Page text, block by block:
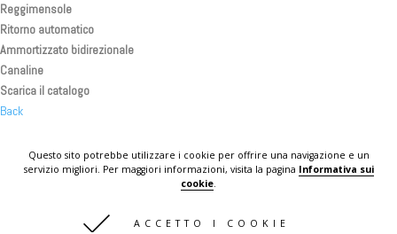
Questo sito potrebbe utilizzare i cookie per offrire una navigazione e un
servizio migliori. Per maggiori informazioni, visita la pagina Informativa sui
cookie.
ACCETTO I COOKIE
Reggimensole
Ritorno automatico
Ammortizzato bidirezionale
Canaline
Scarica il catalogo
Back
KOMPLAST IN THE WORLD